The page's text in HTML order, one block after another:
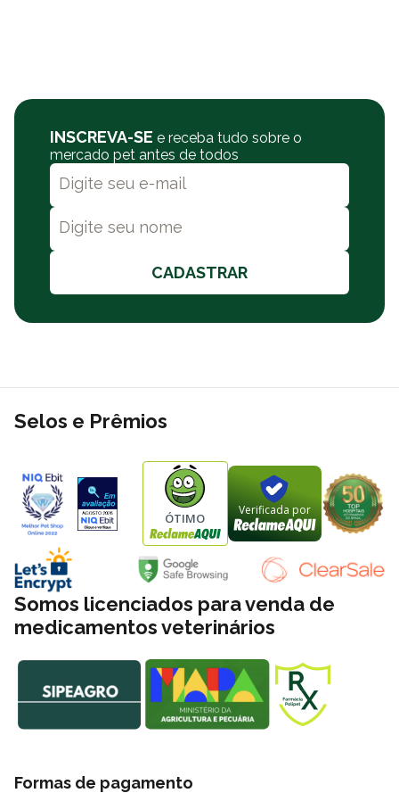
INSCREVA-SE e receba tudo sobre o
mercado pet antes de todos
CADASTRAR
Selos e Prêmios
ÓTIMO Verificada por
Somos licenciados para venda de
medicamentos veterinários
Formas de pagamento